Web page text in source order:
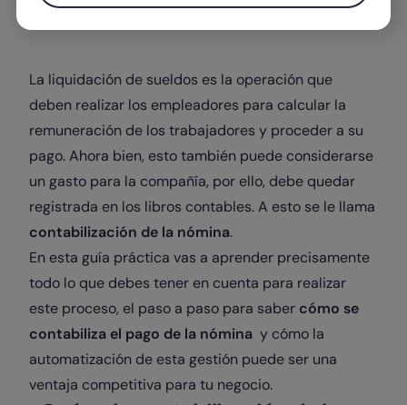
Melisa Fernández
La liquidación de sueldos es la operación que
deben realizar los empleadores para calcular la
remuneración de los trabajadores y proceder a su
pago. Ahora bien, esto también puede considerarse
un gasto para la compañía, por ello, debe quedar
registrada en los libros contables. A esto se le llama
contabilización de la nómina.
En esta guía práctica vas a aprender precisamente
todo lo que debes tener en cuenta para realizar
este proceso, el paso a paso para saber cómo se
contabiliza el pago de la nómina y cómo la
automatización de esta gestión puede ser una
ventaja competitiva para tu negocio.